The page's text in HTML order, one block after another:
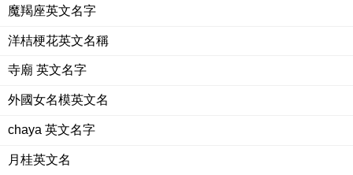
魔羯座英文名字
洋桔梗花英文名稱
寺廟 英文名字
外國女名模英文名
chaya 英文名字
月桂英文名